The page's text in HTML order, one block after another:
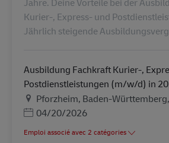
Kurier-, Express- und
Jährlich steigende
Ausbildung Fachkraft Kurier-,
Postdienstleistungen (m/w/d) in
LieuPforzheim, Baden-
Posted Date
04/20/2026
Emploi associé avec 2 catégories